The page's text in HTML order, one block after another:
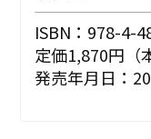
ISBN：978-4-
定価1,870円（
発売年月日：